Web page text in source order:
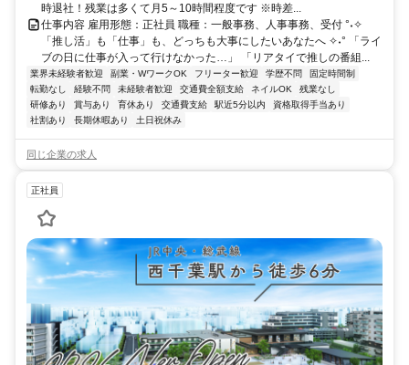
時退社！残業は多くて月5～10時間程度です ※時差...
仕事内容 雇用形態：正社員 職種：一般事務、人事事務、受付 °˖✧
「推し活」も「仕事」も、どっちも大事にしたいあなたへ ✧˖° 「ライ
ブの日に仕事が入って行けなかった…」 「リアタイで推しの番組...
業界未経験者歓迎 副業・WワークOK フリーター歓迎 学歴不問
固定時間制
転勤なし
経験不問 未経験者歓迎 交通費全額支給 ネイルOK
残業なし
研修あり
賞与あり 育休あり 交通費支給 駅近5分以内
資格取得手当あり
社割あり
長期休暇あり 土日祝休み
同じ企業の求人
正社員